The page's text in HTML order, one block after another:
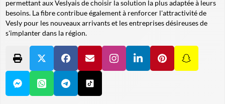
permettant aux Veslyais de choisir la solution la plus adaptée à leurs
besoins. La fibre contribue également à renforcer l'attractivité de
Vesly pour les nouveaux arrivants et les entreprises désireuses de
s'implanter dans la région.